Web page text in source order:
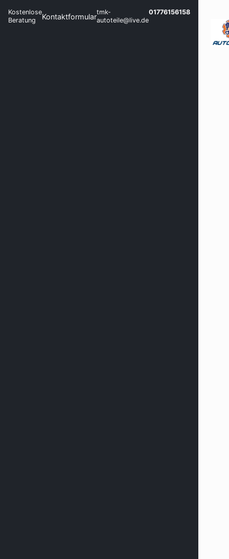
Kostenlose
Beratung
Kontaktformulartmk-
autoteile@live.de
01776156158